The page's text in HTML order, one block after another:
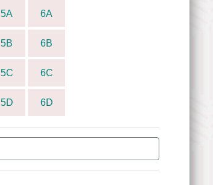
5A 6A
5B 6B
5C 6C
5D 6D